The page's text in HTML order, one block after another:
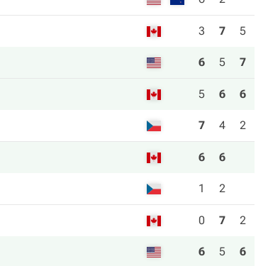
3 7 5
6 5 7
5 6 6
7 4 2
6 6
1 2
0 7 2
6 5 6